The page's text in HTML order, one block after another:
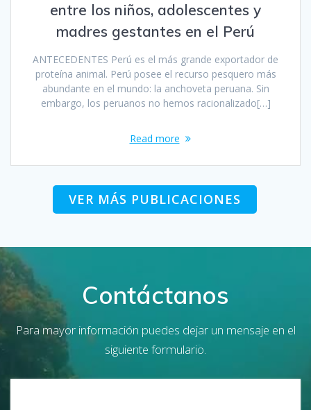
entre los niños, adolescentes y
madres gestantes en el Perú
ANTECEDENTES Perú es el más grande exportador de
proteína animal. Perú posee el recurso pesquero más
abundante en el mundo: la anchoveta peruana. Sin
embargo, los peruanos no hemos racionalizado[…]
Read more
VER MÁS PUBLICACIONES
Contáctanos
Para mayor información puedes dejar un mensaje en el
siguiente formulario.